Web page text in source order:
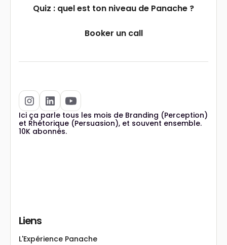
Quiz : quel est ton niveau de Panache ?
Booker un call
Ici ça parle tous les mois de Branding (Perception)
et Rhétorique (Persuasion), et souvent ensemble.
10K abonnés.
Liens
L'Expérience Panache